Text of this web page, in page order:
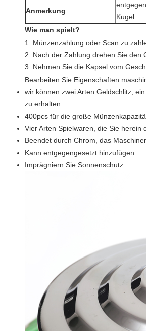
Anmerkung
Kugel
Wie man spielt?
1. Münzenzahlung oder Scan zu
2. Nach der Zahlung drehen Sie den
3. Nehmen Sie die Kapsel vom
Bearbeiten Sie Eigenschaften
wir können zwei Arten Geldschlitz,
zu erhalten
400pcs für die große
Vier Arten Spielwaren, die Sie herein
Beendet durch Chrom, das
Kann entgegengesetzt hinzufügen
Imprägniern Sie Sonnenschutz